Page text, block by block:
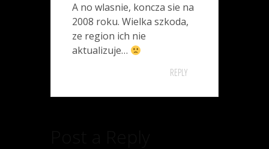
A no wlasnie, koncza sie na
2008 roku. Wielka szkoda,
ze region ich nie
aktualizuje…
REPLY